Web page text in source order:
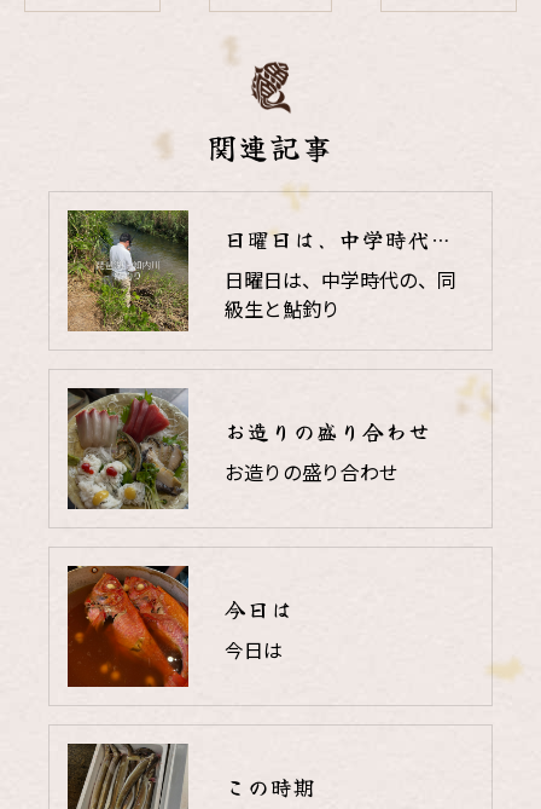
関連記事
日曜日は、中学時代の、同級生と鮎釣り
日曜日は、中学時代の、同
級生と鮎釣り
お造りの盛り合わせ
お造りの盛り合わせ
今日は
今日は
この時期